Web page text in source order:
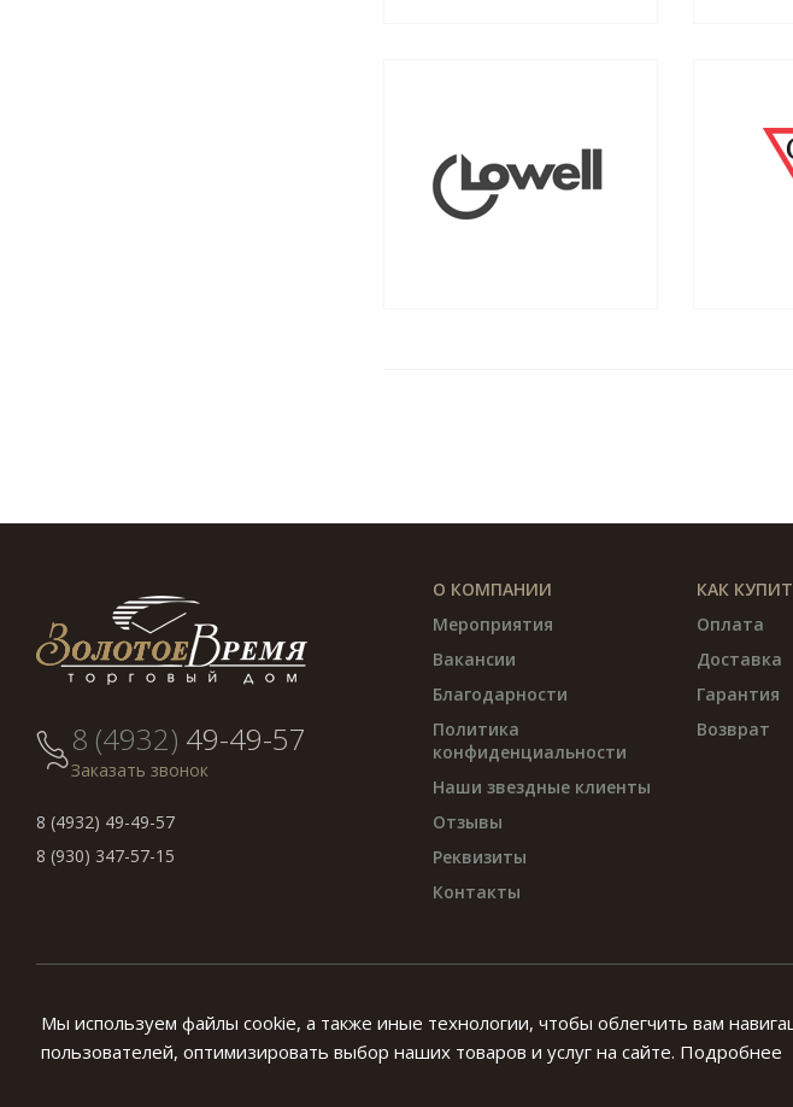
8 (4932) 49-49-57
Заказать звонок
8 (4932) 49-49-57
8 (930) 347-57-15
О КОМПАНИИ
Мероприятия
Вакансии
Благодарности
Политика
конфиденциальности
Наши звездные клиенты
Отзывы
Реквизиты
Контакты
КАК
Оплата
Доставка
Гарантия
Возврат
Предложения на данном сайте не являются публичной офертой. Все права на материалы,
законодательством РФ, в том числе, об авторских и смежных правах.Воспроизведение,
Мы используем файлы cookie, а также иные технологии, чтобы облегчить вам
пользователей, оптимизировать выбор наших товаров и услуг на сайте. Подробнее